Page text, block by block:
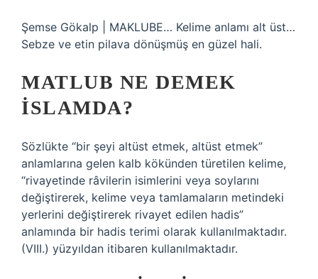
Şemse Gökalp | MAKLUBE… Kelime anlamı alt üst…
Sebze ve etin pilava dönüşmüş en güzel hali.
MATLUB NE DEMEK
ISLAMDA?
Sözlükte “bir şeyi altüst etmek, altüst etmek”
anlamlarına gelen kalb kökünden türetilen kelime,
“rivayetinde râvilerin isimlerini veya soylarını
değiştirerek, kelime veya tamlamaların metindeki
yerlerini değiştirerek rivayet edilen hadis”
anlamında bir hadis terimi olarak kullanılmaktadır.
(VIII.) yüzyıldan itibaren kullanılmaktadır.